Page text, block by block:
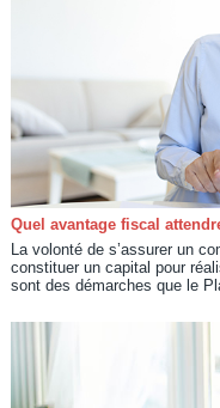
Quel avantage fiscal
La volonté de s’assurer un
constituer un capital pour
sont des démarches que le